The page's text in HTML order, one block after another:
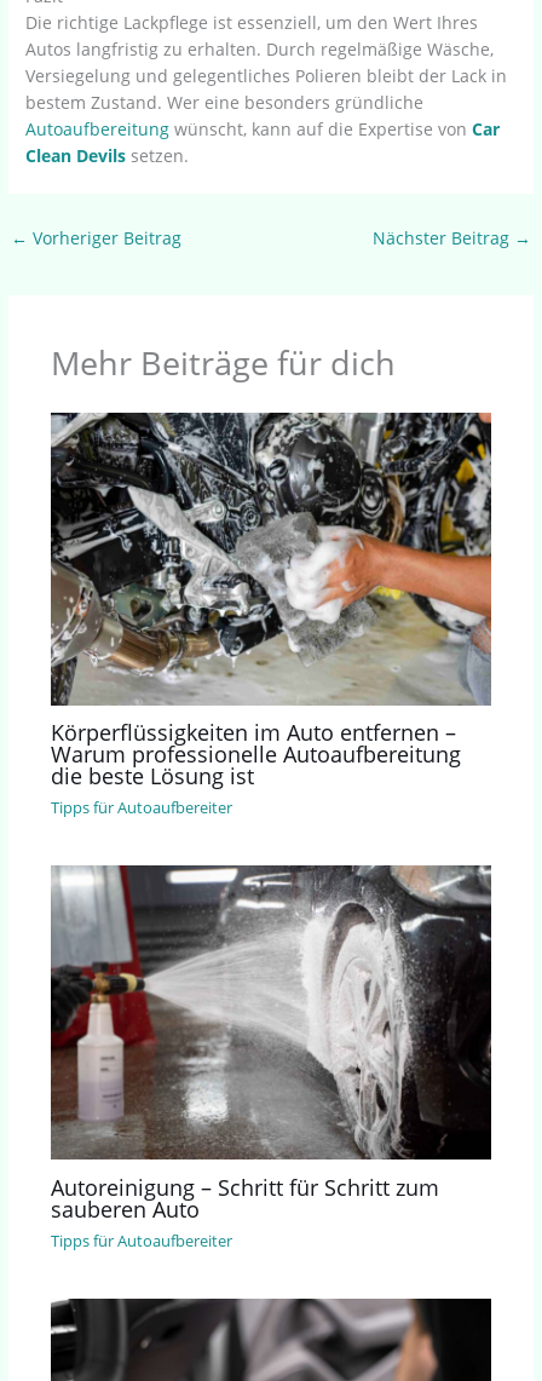
Die richtige Lackpflege ist essenziell, um den Wert Ihres
Autos langfristig zu erhalten. Durch regelmäßige Wäsche,
Versiegelung und gelegentliches Polieren bleibt der Lack in
bestem Zustand. Wer eine besonders gründliche
Autoaufbereitung wünscht, kann auf die Expertise vonCar
Clean Devils setzen.
← Vorheriger Beitrag Nächster Beitrag →
Mehr Beiträge für dich
Körperflüssigkeiten im Auto entfernen –
Warum professionelle Autoaufbereitung
die beste Lösung ist
Tipps für Autoaufbereiter
Autoreinigung – Schritt für Schritt zum
sauberen Auto
Tipps für Autoaufbereiter